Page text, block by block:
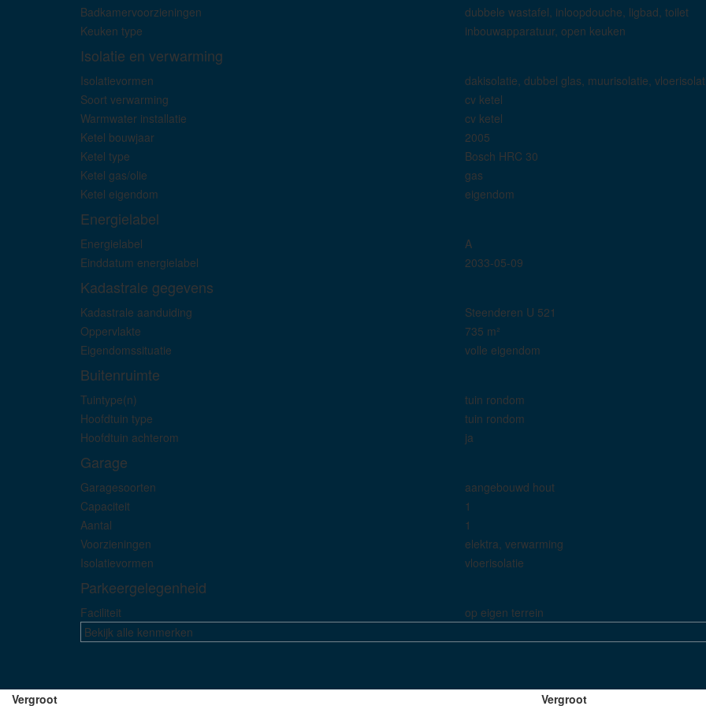
Badkamervoorzieningen
dubbele wastafel, inloopdouche, ligbad, toilet
Keuken type
inbouwapparatuur, open keuken
Isolatie en verwarming
Isolatievormen
dakisolatie, dubbel glas, muurisolatie,
Soort verwarming
cv ketel
Warmwater installatie
cv ketel
Ketel bouwjaar
2005
Ketel type
Bosch HRC 30
Ketel gas/olie
gas
Ketel eigendom
eigendom
Energielabel
Energielabel
A
Einddatum energielabel
2033-05-09
Kadastrale gegevens
Kadastrale aanduiding
Steenderen U 521
Oppervlakte
735 m²
Eigendomssituatie
volle eigendom
Buitenruimte
Tuintype(n)
tuin rondom
Hoofdtuin type
tuin rondom
Hoofdtuin achterom
ja
Garage
Garagesoorten
aangebouwd hout
Capaciteit
1
Aantal
1
Voorzieningen
elektra, verwarming
Isolatievormen
vloerisolatie
Parkeergelegenheid
Faciliteit
op eigen terrein
Bekijk alle kenmerken
Vergroot Vergroot